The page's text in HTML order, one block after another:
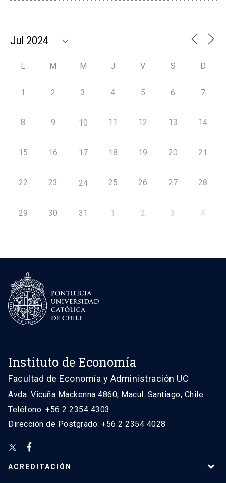
L M M J V S D
1 2 3 4 5 6 7
8 9 10 11 12 13 14
15 16 17 18 19 20 21
22 23 24 25 26 27 28
29 30 31 1 2 3 4
Instituto de Economía
Facultad de Economía y Administración UC
Avda. Vicuña Mackenna 4860, Macul. Santiago, Chile
Teléfono: +56 2 2354 4303
Dirección de Postgrado: +56 2 2354 4028
ACREDITACIÓN